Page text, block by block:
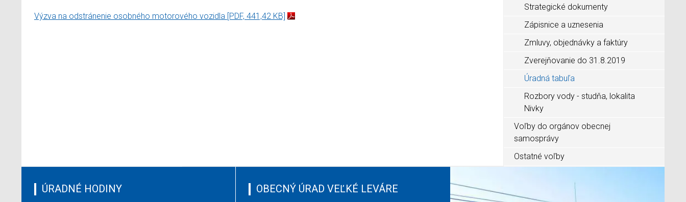
Výzva na odstránenie osobného motorového vozidla [PDF, 441,42 KB]
Strategické dokumenty
Zápisnice a uznesenia
Zmluvy, objednávky a faktúry
Zverejňovanie do 31.8.2019
Úradná tabuľa
Rozbory vody - studňa, lokalita
Nivky
Voľby do orgánov obecnej
samosprávy
Ostatné voľby
ÚRADNÉ HODINY OBECNÝ ÚRAD VEĽKÉ LEVÁRE